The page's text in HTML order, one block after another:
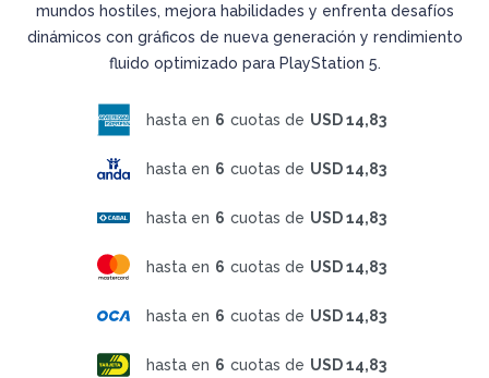
mundos hostiles, mejora habilidades y enfrenta desafíos
dinámicos con gráficos de nueva generación y rendimiento
fluido optimizado para PlayStation 5.
hasta en 6 cuotas de USD 14,83
hasta en 6 cuotas de USD 14,83
hasta en 6 cuotas de USD 14,83
hasta en 6 cuotas de USD 14,83
hasta en 6 cuotas de USD 14,83
hasta en 6 cuotas de USD 14,83